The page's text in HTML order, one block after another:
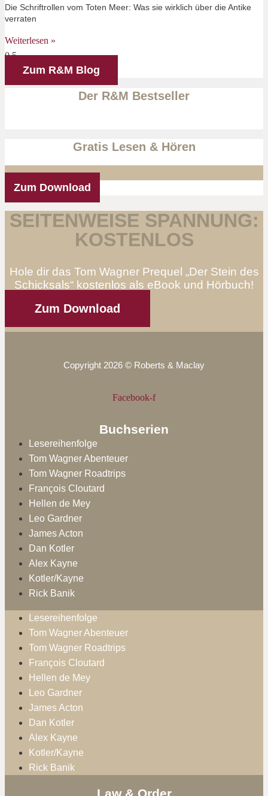
Die Schriftrollen vom Toten Meer: Was sie wirklich über die Antike
verraten
Weiterlesen »
Zum R&M Blog
Der R&M Bestseller
Gratis Lesen & Hören
Zum Download
SEITENWEISE SPANNUNG:
KOSTENLOS
Hole dir das Tom Wagner Prequel „Der Stein des
Schicksals“ kostenlos als eBook und Hörbuch!
Zum Download
Copyright 2026 © Roberts & Maclay
Facebook-f
Buchserien
Lesereihenfolge
Tom Wagner Abenteuer
Tom Wagner Roadtrips
François Cloutard
Hellen de Mey
Leo Gardner
James Acton
Dan Kotler
Alex Kayne
Kotler/Kayne
Rick Banik
Lesereihenfolge
Tom Wagner Abenteuer
Tom Wagner Roadtrips
François Cloutard
Hellen de Mey
Leo Gardner
James Acton
Dan Kotler
Alex Kayne
Kotler/Kayne
Rick Banik